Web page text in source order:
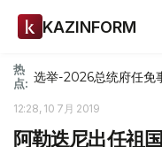
KAZINFORM
热
点: 选举-2026总统府任免
12:28, 10 7月 2019
阿勒迭尼出任祖